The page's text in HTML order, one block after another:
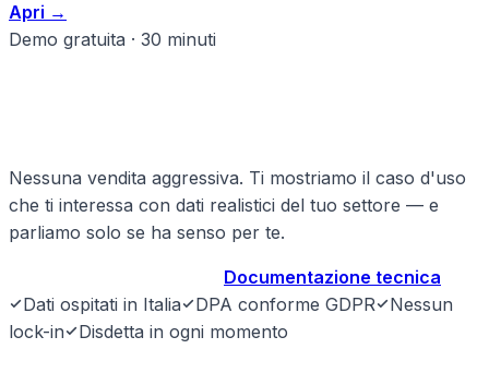
Apri →
Demo gratuita · 30 minuti
Nessuna vendita aggressiva. Ti mostriamo il caso d'uso
che ti interessa con dati realistici del tuo settore — e
parliamo solo se ha senso per te.
Documentazione tecnica
Dati ospitati in Italia
DPA conforme GDPR
Nessun
lock-in
Disdetta in ogni momento